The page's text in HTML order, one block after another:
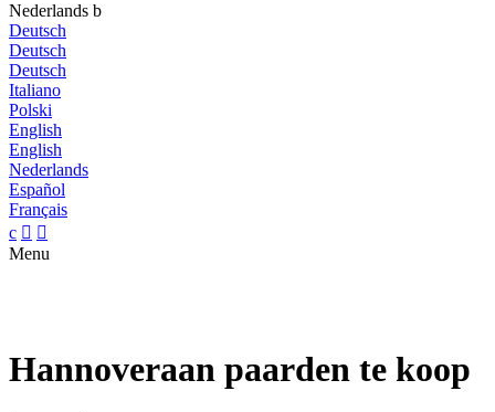
Nederlands b
Deutsch
Deutsch
Deutsch
Italiano
Polski
English
English
Nederlands
Español
Français
c  
Menu
Hannoveraan paarden te koop